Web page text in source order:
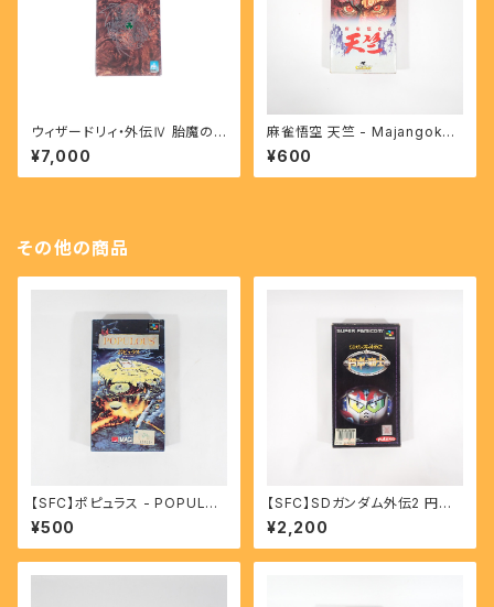
ウィザードリィ・外伝Ⅳ 胎魔の
鼓動 - Wizardry Throb of th
e Demon's heart 【SFC】
¥7,000
麻雀悟空 天竺 - Majangoku
Tenjiku 【SFC】
¥600
その他の商品
【SFC】ポピュラス - POPULO
US
¥500
【SFC】SDガンダム外伝2 円卓
の騎士 - SD Gundam Gaide
n2 Entaku no Kishi
¥2,200